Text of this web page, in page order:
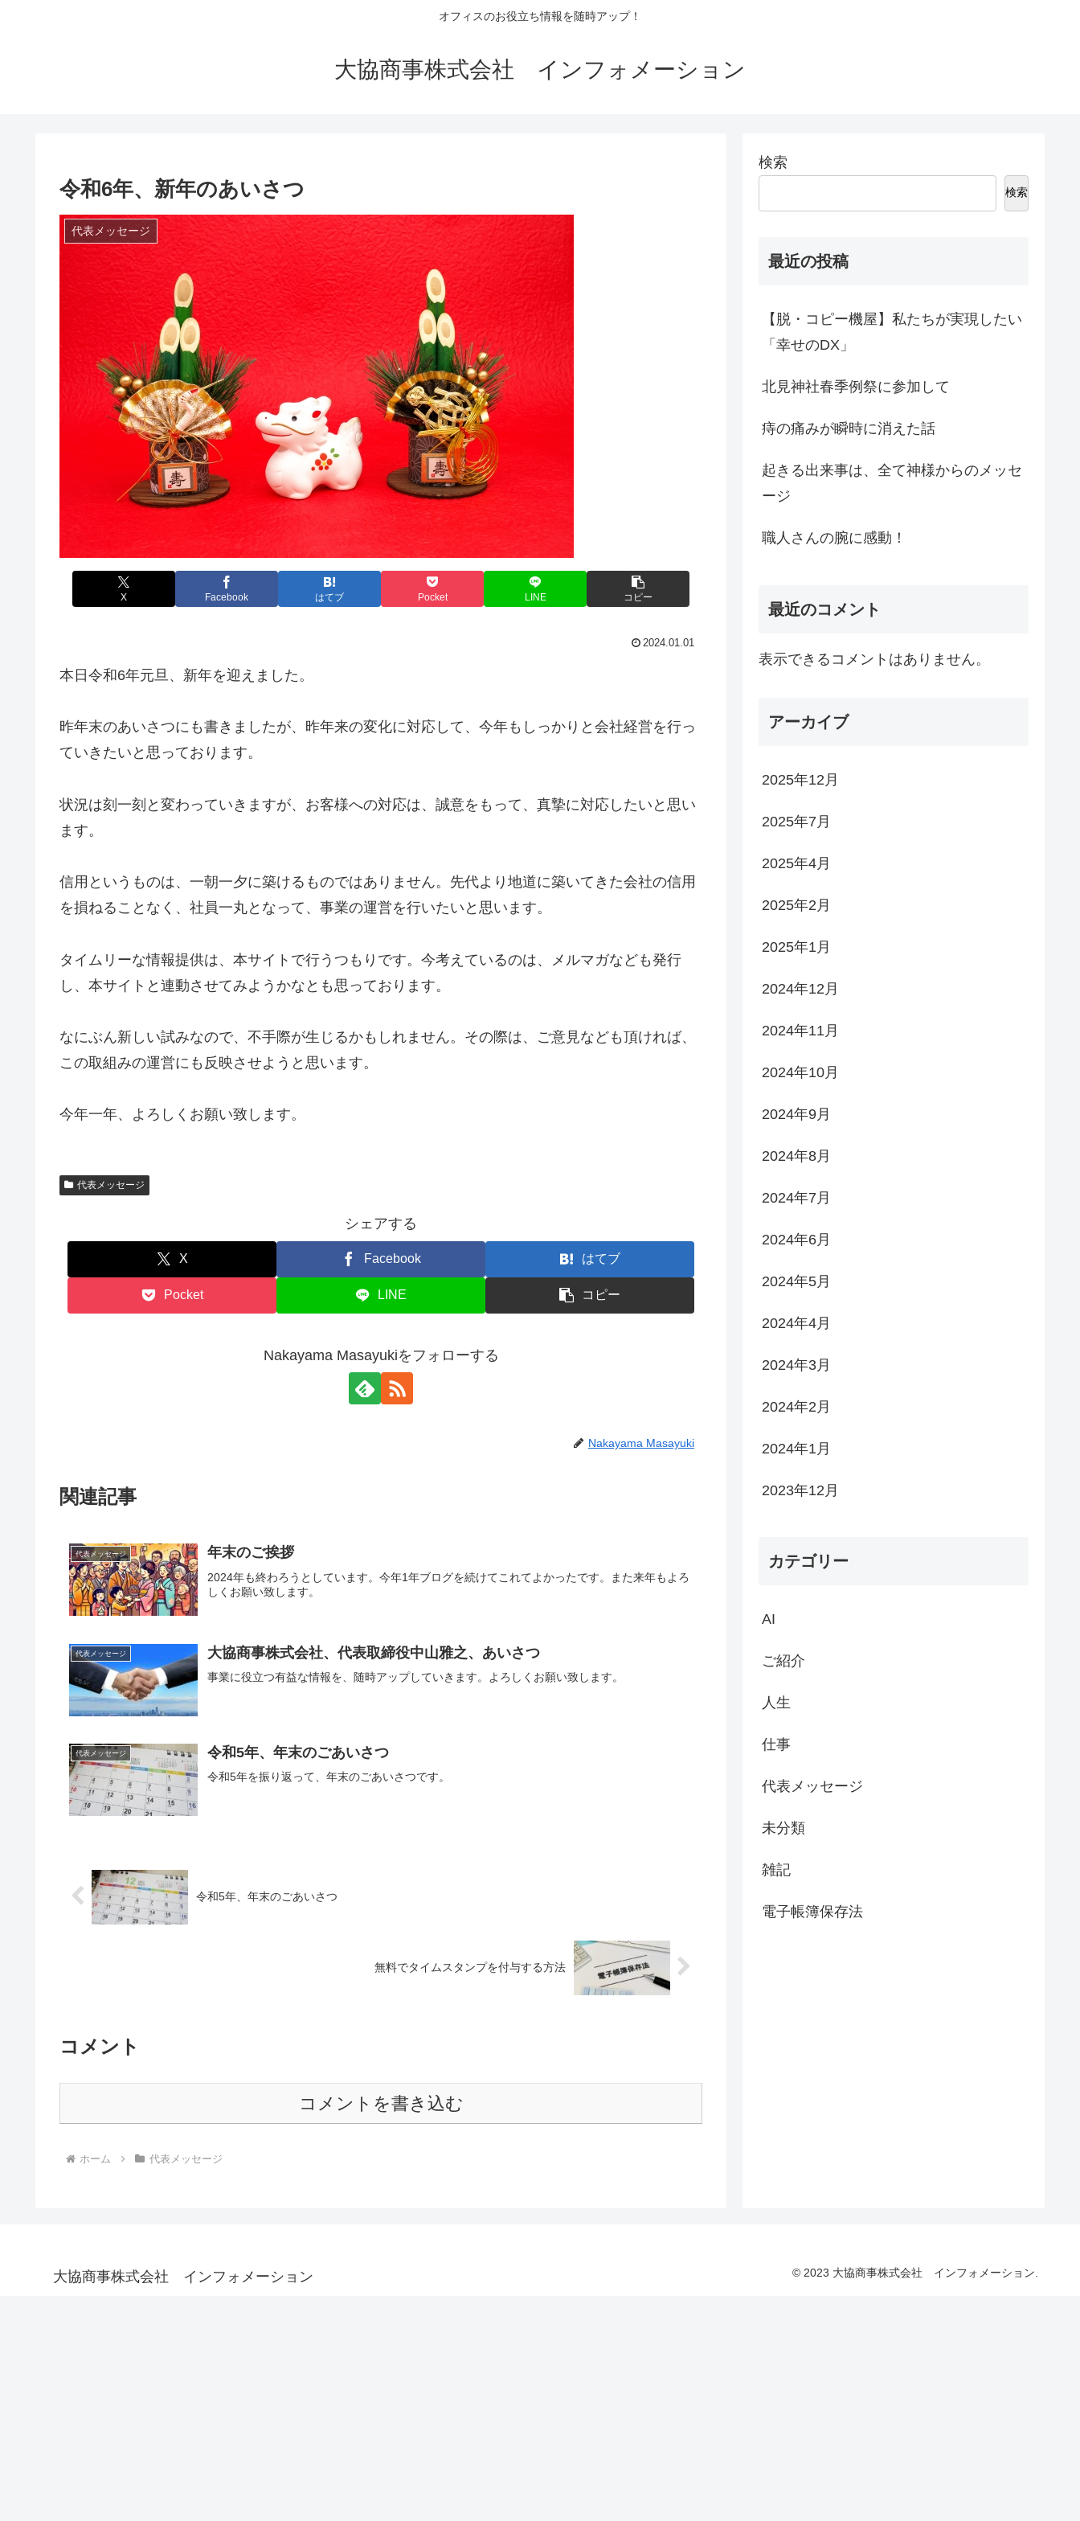
オフィスのお役立ち情報を随時アップ！
大協商事株式会社 インフォメーション
令和6年、新年のあいさつ
代表メッセージ
X Facebook はてブ Pocket LINE コピー
2024.01.01
本日令和6年元旦、新年を迎えました。
昨年末のあいさつにも書きましたが、昨年来の変化に対応して、今年もしっかりと会社経営を行っ
ていきたいと思っております。
状況は刻一刻と変わっていきますが、お客様への対応は、誠意をもって、真摯に対応したいと思い
ます。
信用というものは、一朝一夕に築けるものではありません。先代より地道に築いてきた会社の信用
を損ねることなく、社員一丸となって、事業の運営を行いたいと思います。
タイムリーな情報提供は、本サイトで行うつもりです。今考えているのは、メルマガなども発行
し、本サイトと連動させてみようかなとも思っております。
なにぶん新しい試みなので、不手際が生じるかもしれません。その際は、ご意見なども頂ければ、
この取組みの運営にも反映させようと思います。
今年一年、よろしくお願い致します。
代表メッセージ
シェアする
X Facebook はてブ
Pocket LINE コピー
Nakayama Masayukiをフォローする
Nakayama Masayuki
関連記事
代表メッセージ 年末のご挨拶
2024年も終わろうとしています。今年1年ブログを続けてこれてよかったです。また来年もよろ
しくお願い致します。
代表メッセージ 大協商事株式会社、代表取締役中山雅之、あいさつ
事業に役立つ有益な情報を、随時アップしていきます。よろしくお願い致します。
代表メッセージ 令和5年、年末のごあいさつ
令和5年を振り返って、年末のごあいさつです。
令和5年、年末のごあいさつ
無料でタイムスタンプを付与する方法
コメント
コメントを書き込む
ホーム 代表メッセージ
検索
検索
最近の投稿
【脱・コピー機屋】私たちが実現したい
「幸せのDX」
北見神社春季例祭に参加して
痔の痛みが瞬時に消えた話
起きる出来事は、全て神様からのメッセ
ージ
職人さんの腕に感動！
最近のコメント
表示できるコメントはありません。
アーカイブ
2025年12月
2025年7月
2025年4月
2025年2月
2025年1月
2024年12月
2024年11月
2024年10月
2024年9月
2024年8月
2024年7月
2024年6月
2024年5月
2024年4月
2024年3月
2024年2月
2024年1月
2023年12月
カテゴリー
AI
ご紹介
人生
仕事
代表メッセージ
未分類
雑記
電子帳簿保存法
大協商事株式会社 インフォメーション © 2023 大協商事株式会社 インフォメーション.